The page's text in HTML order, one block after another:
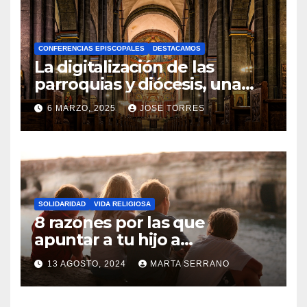
H
A
Y
C
O
M
N
T
A
R
I
O
S
CONFERENCIAS EPISCOPALES DESTACAMOS
La digitalización de las
parroquias y diócesis, una
realidad ya para el futuro de
la Iglesia
6 MARZO, 2025 JOSE TORRES
N
O
H
A
Y
SOLIDARIDAD VIDA RELIGIOSA
8 razones por las que
apuntar a tu hijo a
Catequesis
13 AGOSTO, 2024 MARTA SERRANO
N
O